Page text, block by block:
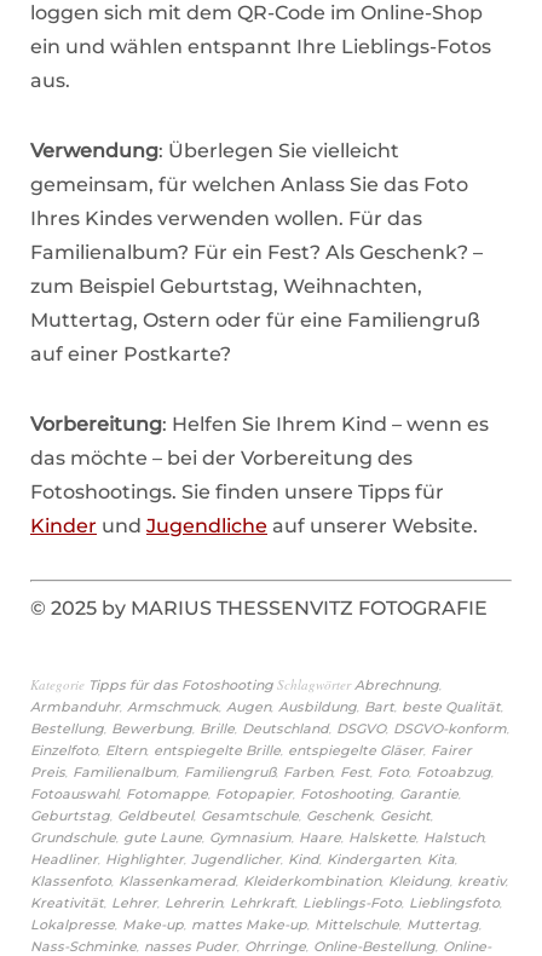
loggen sich mit dem QR-Code im Online-Shop
ein und wählen entspannt Ihre Lieblings-Fotos
aus.
Verwendung: Überlegen Sie vielleicht
gemeinsam, für welchen Anlass Sie das Foto
Ihres Kindes verwenden wollen. Für das
Familienalbum? Für ein Fest? Als Geschenk? –
zum Beispiel Geburtstag, Weihnachten,
Muttertag, Ostern oder für eine Familiengruß
auf einer Postkarte?
Vorbereitung: Helfen Sie Ihrem Kind – wenn es
das möchte – bei der Vorbereitung des
Fotoshootings. Sie finden unsere Tipps für
Kinder und Jugendliche auf unserer Website.
© 2025 by MARIUS THESSENVITZ FOTOGRAFIE
Kategorie Tipps für das Fotoshooting SchlagwörterAbrechnung,
Armbanduhr, Armschmuck, Augen, Ausbildung, Bart, beste Qualität,
Bestellung, Bewerbung, Brille, Deutschland, DSGVO, DSGVO-konform,
Einzelfoto, Eltern, entspiegelte Brille, entspiegelte Gläser, Fairer
Preis, Familienalbum, Familiengruß, Farben, Fest, Foto, Fotoabzug,
Fotoauswahl, Fotomappe, Fotopapier, Fotoshooting, Garantie,
Geburtstag, Geldbeutel, Gesamtschule, Geschenk, Gesicht,
Grundschule, gute Laune, Gymnasium, Haare, Halskette, Halstuch,
Headliner, Highlighter, Jugendlicher, Kind, Kindergarten, Kita,
Klassenfoto, Klassenkamerad, Kleiderkombination, Kleidung, kreativ,
Kreativität, Lehrer, Lehrerin, Lehrkraft, Lieblings-Foto, Lieblingsfoto,
Lokalpresse, Make-up, mattes Make-up, Mittelschule, Muttertag,
Nass-Schminke, nasses Puder, Ohrringe, Online-Bestellung, Online-